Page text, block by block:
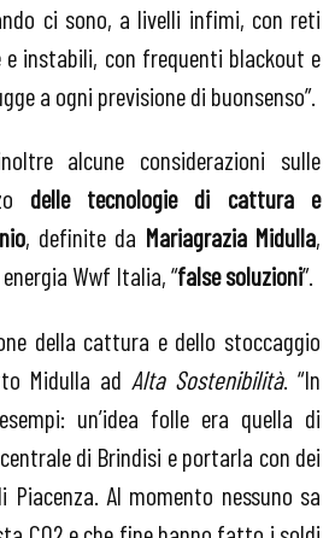
ci sono, a livelli infimi, con reti
e instabili, con frequenti blackout e
a ogni previsione di buonsenso”.
alcune considerazioni sulle
delle tecnologie di cattura e
, definite da Mariagrazia Midulla,
Wwf Italia, “false soluzioni”.
della cattura e dello stoccaggio
Midulla ad Alta Sostenibilità. “In
un’idea folle era quella di
di Brindisi e portarla con dei
Al momento nessuno sa